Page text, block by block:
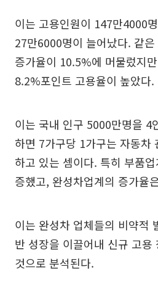
이는 고용인원이 147만4000
27만6000명이 늘어났다. 같
증가율이 10.5%에 머물렀지
8.2%포인트 고용율이 높았다.
이는 국내 인구 5000만명을 4
하면 7가구당 1가구는 자동차
하고 있는 셈이다. 특히 부품
증했고, 완성차업계의 증가율
이는 완성차 업체들의 비약적
반 성장을 이끌어내 신규 고용
것으로 분석된다.